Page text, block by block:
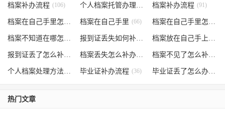
档案补办流程 (106) 个人档案托管办理流程 (102)
档案补办流程 (91)
档案在自己手里怎么办 (85)
档案在自己手里 (66) 档案在自己手里怎么处理
档案不知道在哪怎么办 (62) 报到证丢失如何补办 (54) 档案放在自己手上
报到证丢了怎么补办 (52) 档案丢失怎么补办 档案不见了怎么补办
个人档案处理方法 毕业证补办流程 (36) 毕业证丢了怎么办
热门文章